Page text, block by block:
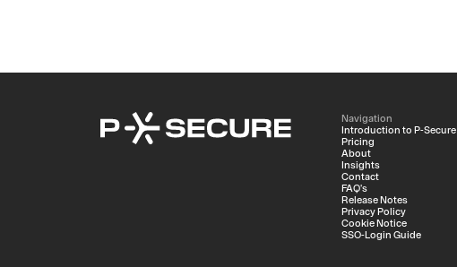
Navigation
Introduction to P-Secure
Pricing
About
Insights
Contact
FAQ's
Release Notes
Privacy Policy
Cookie Notice
SSO-Login Guide